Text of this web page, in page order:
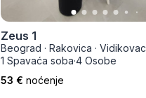
Zeus 1
Beograd · Rakovica · Vidikovac
1 Spavaća soba·4 Osobe
53 € noćenje